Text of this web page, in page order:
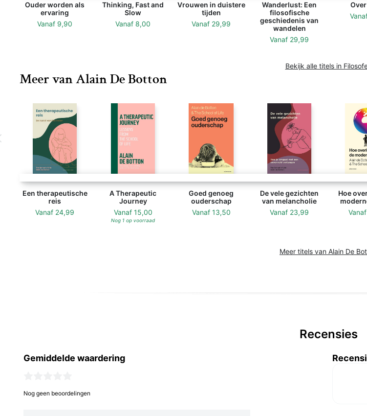
Ouder worden als
ervaring
Vanaf 9,90
Thinking, Fast and
Slow
Vanaf 8,00
Vrouwen in duistere
tijden
Vanaf 29,99
Wanderlust: Een
filosofische
geschiedenis van
wandelen
Vanaf 29,99
Bekijk alle titels in
Meer van Alain De Botton
Een therapeutische
reis
Vanaf 24,99
A Therapeutic
Journey
Vanaf 15,00
Nog 1 op voorraad
Goed genoeg
ouderschap
Vanaf 13,50
De vele gezichten
van melancholie
Vanaf 23,99
Hoe
Vanaf
Meer titels van Alain De
Recensies
Gemiddelde waardering
Nog geen beoordelingen